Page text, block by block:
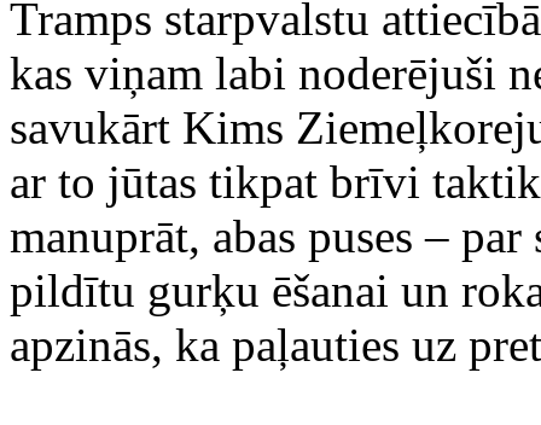
Tramps starpvalstu
kas viņam labi noderējuši
savukārt Kims
ar to jūtas tikpat brīvi
manuprāt, abas puses –
pildītu gurķu ēšanai un
apzinās, ka paļauties uz